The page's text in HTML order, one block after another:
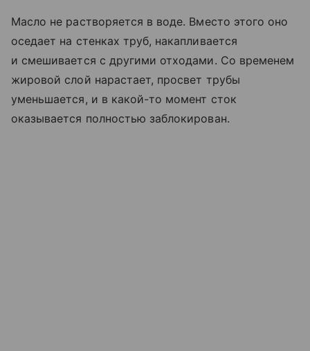
Масло не растворяется в воде. Вместо этого оно
оседает на стенках труб, накапливается
и смешивается с другими отходами. Со временем
жировой слой нарастает, просвет трубы
уменьшается, и в какой-то момент сток
оказывается полностью заблокирован.